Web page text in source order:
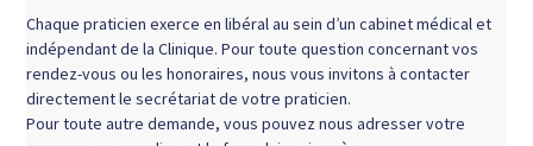
Chaque praticien exerce en libéral au sein d’un cabinet médical et
indépendant de la Clinique. Pour toute question concernant vos
rendez-vous ou les honoraires, nous vous invitons à contacter
directement le secrétariat de votre praticien.
Pour toute autre demande, vous pouvez nous adresser votre